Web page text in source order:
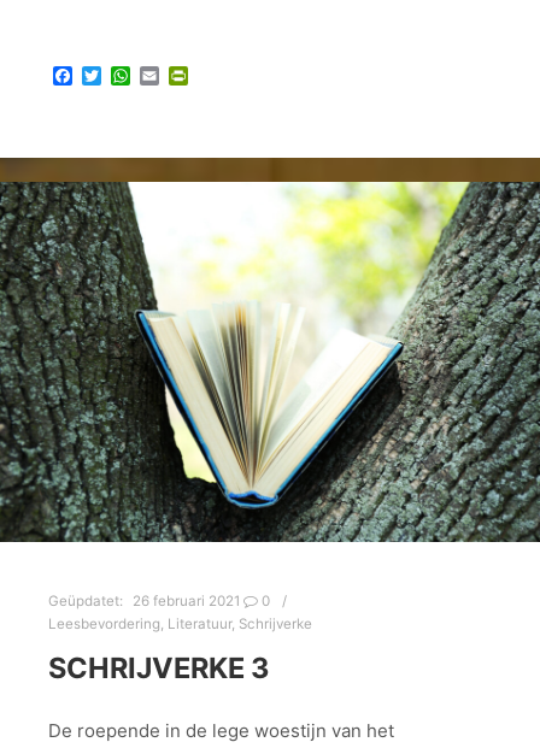
Facebook
TwitterWhatsApp
Email
Geüpdatet: 26 februari 2021
0
Leesbevordering Literatuur, Schrijverke
SCHRIJVERKE 3
De roepende in de lege woestijn van het